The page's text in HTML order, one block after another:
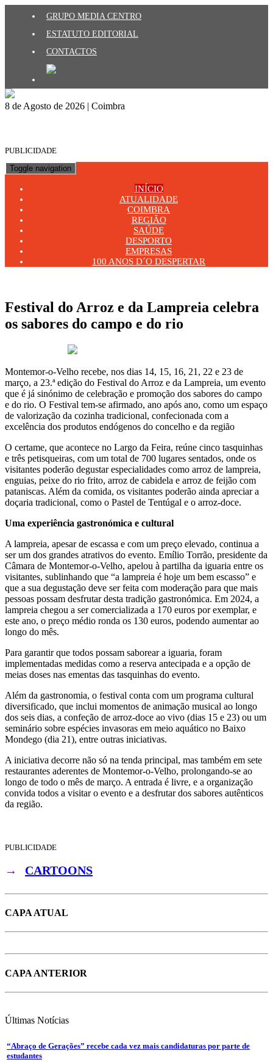
GRUPO MEDIA CENTRO
ESTATUTO EDITORIAL
CONTACTOS
8 de Agosto de 2026 | Coimbra
PUBLICIDADE
Toggle navigation
INÍCIO
ATUALIDADE
COIMBRA
REGIÃO
SAÚDE
DESPORTO
EMPRESAS
100 ANOS D´O DESPERTAR
Festival do Arroz e da Lampreia celebra
os sabores do campo e do rio
Montemor-o-Velho recebe, nos dias 14, 15, 16, 21, 22 e 23 de
março, a 23.ª edição do Festival do Arroz e da Lampreia, um evento
que é já sinónimo de celebração e promoção dos sabores do campo
e do rio. O Festival tem-se afirmado, ano após ano, como um espaço
de valorização da cozinha tradicional, confecionada com a
excelência dos produtos endógenos do concelho e da região
O certame, que acontece no Largo da Feira, reúne cinco tasquinhas
e três petisqueiras, com um total de 700 lugares sentados, onde os
visitantes poderão degustar especialidades como arroz de lampreia,
enguias, peixe do rio frito, arroz de cabidela e arroz de feijão com
pataniscas. Além da comida, os visitantes poderão ainda apreciar a
doçaria tradicional, como o Pastel de Tentúgal e o arroz-doce.
Uma experiência gastronómica e cultural
A lampreia, apesar de escassa e com um preço elevado, continua a
ser um dos grandes atrativos do evento. Emílio Torrão, presidente da
Câmara de Montemor-o-Velho, apelou à partilha da iguaria entre os
visitantes, sublinhando que “a lampreia é hoje um bem escasso” e
que a sua degustação deve ser feita com moderação para que mais
pessoas possam desfrutar desta tradição gastronómica. Em 2024, a
lampreia chegou a ser comercializada a 170 euros por exemplar, e
este ano, o preço médio ronda os 130 euros, podendo aumentar ao
longo do mês.
Para garantir que todos possam saborear a iguaria, foram
implementadas medidas como a reserva antecipada e a opção de
meias doses nas ementas das tasquinhas do evento.
Além da gastronomia, o festival conta com um programa cultural
diversificado, que inclui momentos de animação musical ao longo
dos seis dias, a confeção de arroz-doce ao vivo (dias 15 e 23) ou um
seminário sobre espécies invasoras em meio aquático no Baixo
Mondego (dia 21), entre outras iniciativas.
A iniciativa decorre não só na tenda principal, mas também em sete
restaurantes aderentes de Montemor-o-Velho, prolongando-se ao
longo de todo o mês de março. A entrada é livre, e a organização
convida todos a visitar o evento e a desfrutar dos sabores autênticos
da região.
PUBLICIDADE
→ CARTOONS
CAPA ATUAL
CAPA ANTERIOR
Últimas Notícias
“Abraço de Gerações” recebe cada vez mais candidaturas por parte de
estudantes